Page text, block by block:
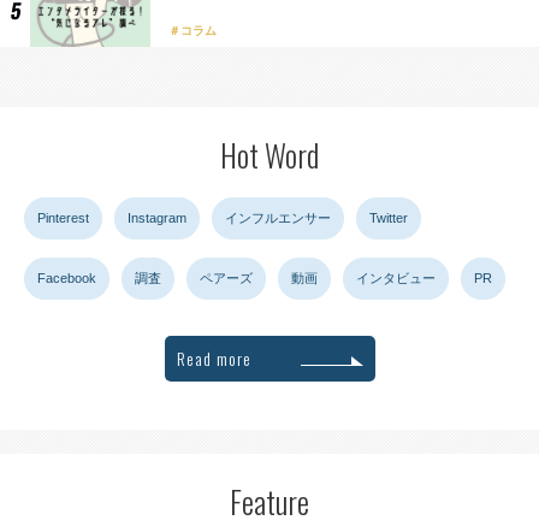
コラム
Hot Word
Pinterest Instagram インフルエンサー Twitter
Facebook 調査 ペアーズ 動画 インタビュー PR
Read more
Feature